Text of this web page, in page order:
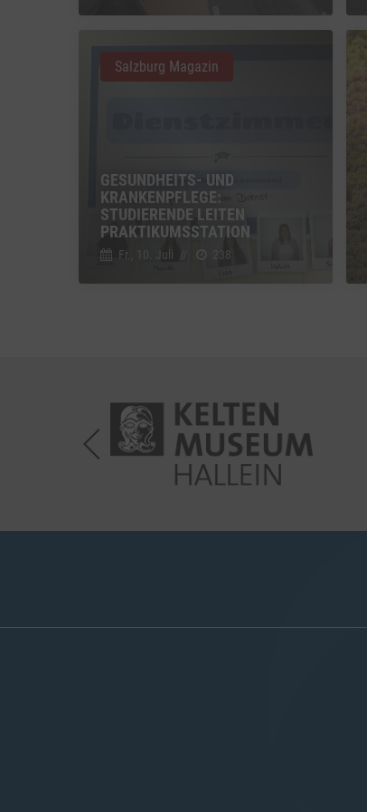
GESUNDHEITS- UND
KRANKENPFLEGE:
STUDIERENDE LEITEN
PRAKTIKUMSSTATION
Fr., 10. Juli 238
Salzburg Magazin